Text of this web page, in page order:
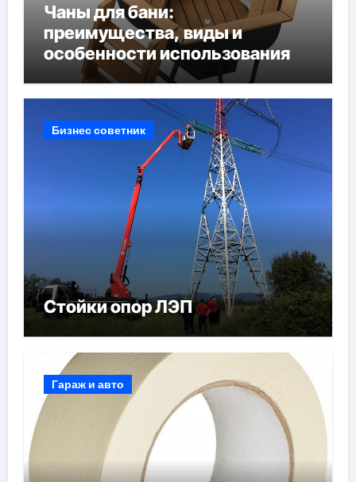
Чаны для бани:
преимущества, виды и
особенности использования
Бизнес советник
Стойки опор ЛЭП
Гараж и авто